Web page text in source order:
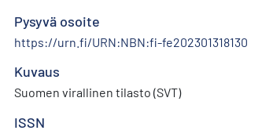
Pysyvä osoite
https://urn.fi/URN:NBN:fi-fe202301318130
Kuvaus
Suomen virallinen tilasto (SVT)
ISSN